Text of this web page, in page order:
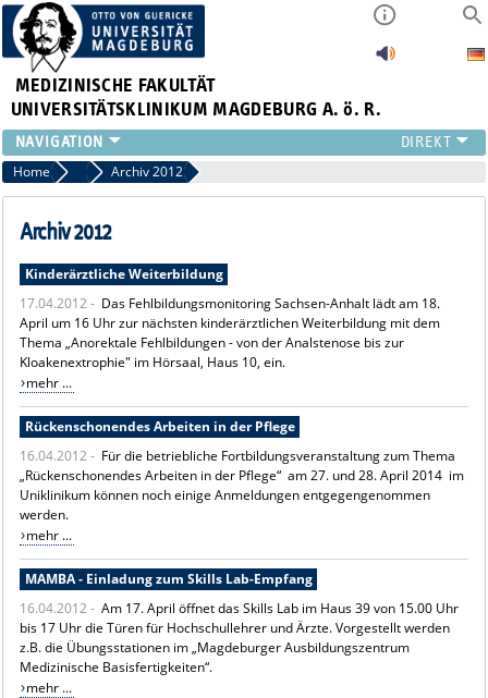
MEDIZINISCHE FAKULTÄT
UNIVERSITÄTSKLINIKUM MAGDEBURG A. ö. R.
INSTITUTE
KLINIKEN
ZENTRALE EINRICHTUNGEN
PRESSE
ÜBER UNS
INTERNATIONAL
INTRANET
Home Archiv News
Archiv 2012
Archiv 2012
Kinderärztliche Weiterbildung
17.04.2012 - Das Fehlbildungsmonitoring Sachsen-Anhalt lädt am 18.
April um 16 Uhr zur nächsten kinderärztlichen Weiterbildung mit dem
Thema „Anorektale Fehlbildungen - von der Analstenose bis zur
Kloakenextrophie" im Hörsaal, Haus 10, ein.
mehr ...
Rückenschonendes Arbeiten in der Pflege
16.04.2012 - Für die betriebliche Fortbildungsveranstaltung zum Thema
„Rückenschonendes Arbeiten in der Pflege“ am 27. und 28. April 2014 im
Uniklinikum können noch einige Anmeldungen entgegengenommen
werden.
mehr ...
MAMBA - Einladung zum Skills Lab-Empfang
16.04.2012 - Am 17. April öffnet das Skills Lab im Haus 39 von 15.00 Uhr
bis 17 Uhr die Türen für Hochschullehrer und Ärzte. Vorgestellt werden
z.B. die Übungsstationen im „Magdeburger Ausbildungszentrum
Medizinische Basisfertigkeiten“.
mehr ...